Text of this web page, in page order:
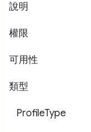
說明
權限
可用性
類型
ProfileType